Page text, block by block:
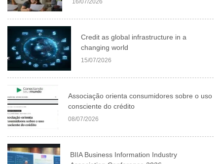
16/07/2026
Credit as global infrastructure in a
changing world
15/07/2026
Associação orienta consumidores sobre o uso
consciente do crédito
08/07/2026
BIIA Business Information Industry